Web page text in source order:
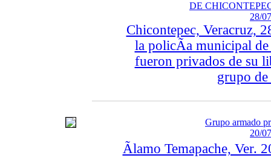
DE
28/
Chicontepec, Veracruz,
la policÃ­a municipal de
fueron privados de su
grupo de
Grupo armado
20/
Ãlamo Temapache, Ver.